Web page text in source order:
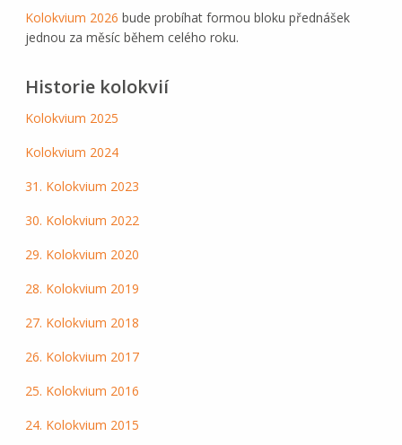
Kolokvium 2026 bude probíhat formou bloku přednášek
jednou za měsíc během celého roku.
Historie kolokvií
Kolokvium 2025
Kolokvium 2024
31. Kolokvium 2023
30. Kolokvium 2022
29. Kolokvium 2020
28. Kolokvium 2019
27. Kolokvium 2018
26. Kolokvium 2017
25. Kolokvium 2016
24. Kolokvium 2015